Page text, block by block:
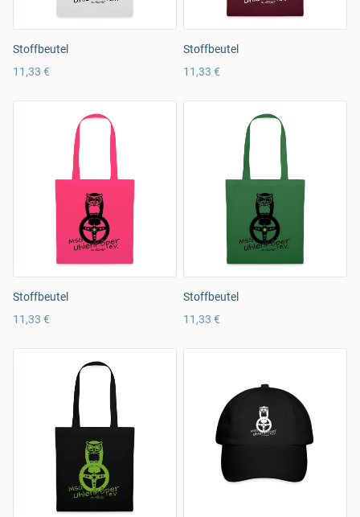
Stoffbeutel
11,33 €
Stoffbeutel
11,33 €
Stoffbeutel
11,33 €
Stoffbeutel
11,33 €